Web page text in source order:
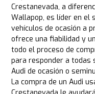
Crestanevada, a
Wallapop, es líder en el
vehículos de ocasión a
ofrece una fiabilidad y
todo el proceso de
para responder a todas
Audi de ocasión o
La compra de un Audi